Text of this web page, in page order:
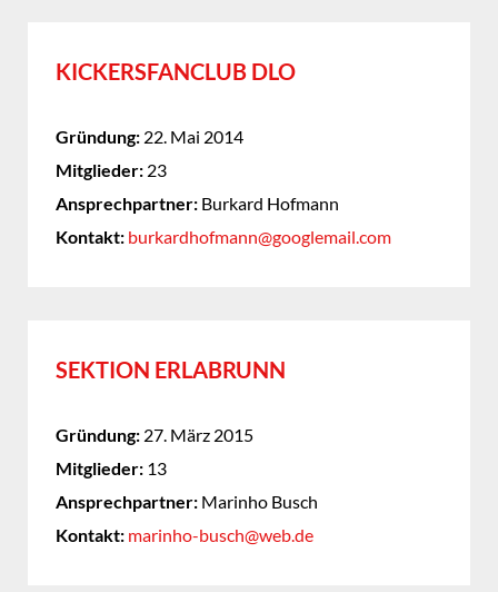
KICKERSFANCLUB DLO
Gründung: 22. Mai 2014
Mitglieder: 23
Ansprechpartner: Burkard Hofmann
Kontakt: burkardhofmann@googlemail.com
SEKTION ERLABRUNN
Gründung: 27. März 2015
Mitglieder: 13
Ansprechpartner: Marinho Busch
Kontakt: marinho-busch@web.de